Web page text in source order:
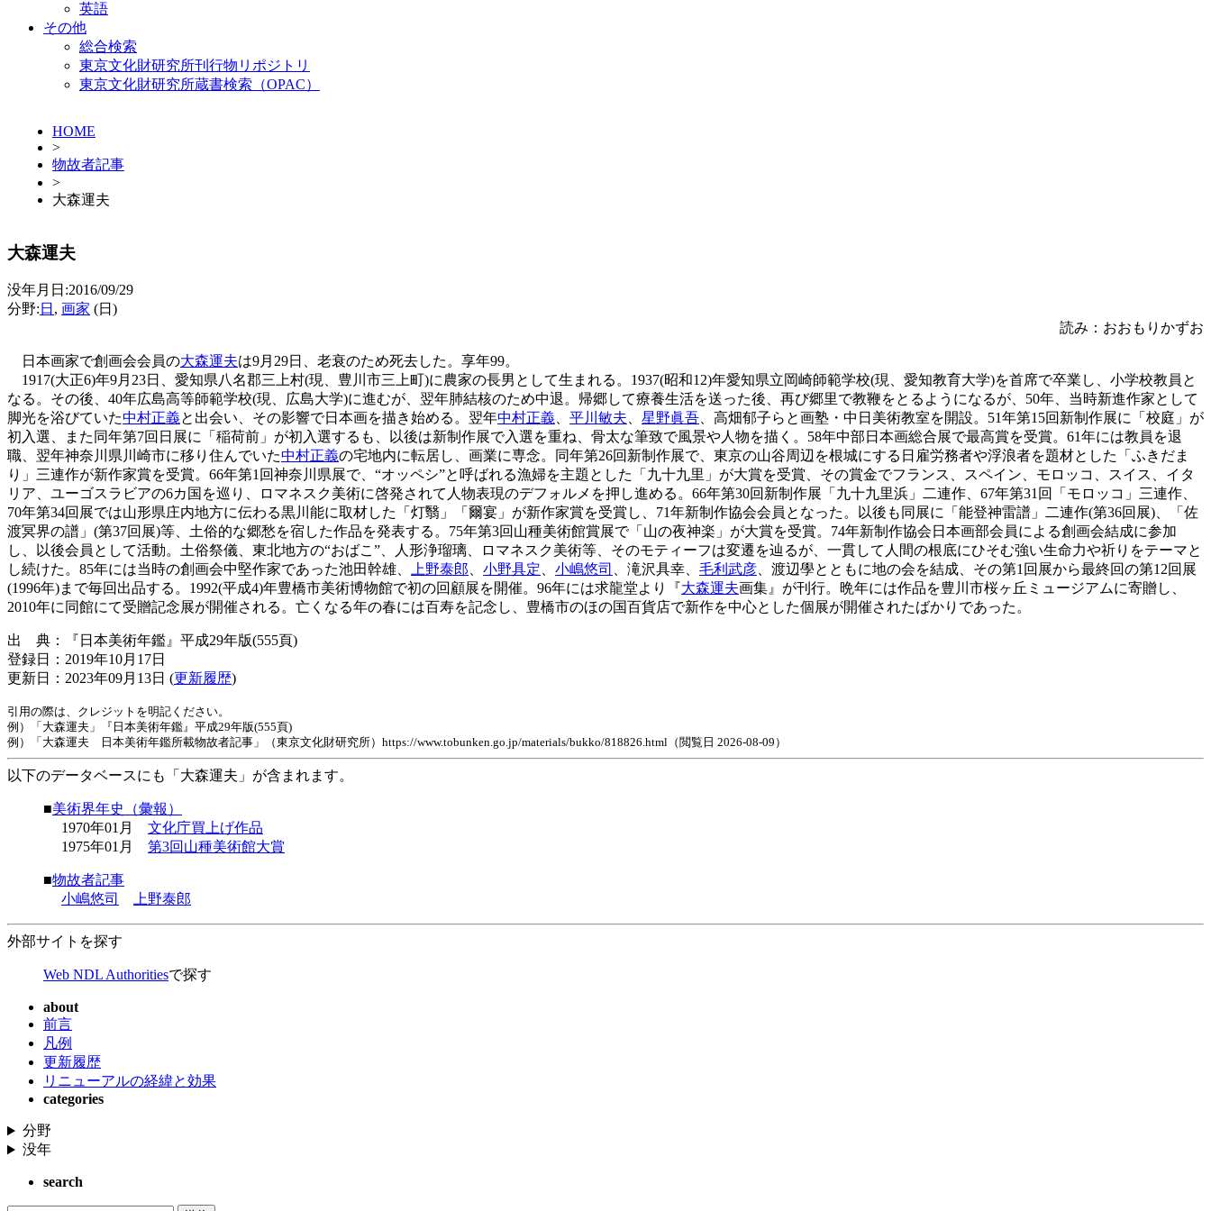
英語
その他
総合検索
東京文化財研究所刊行物リポジトリ
東京文化財研究所蔵書検索（OPAC）
HOME
>
物故者記事
>
大森運夫
大森運夫
没年月日:2016/09/29
分野: 日 , 画家 (日)
読み：おおもりかずお
日本画家で創画会会員の大森運夫は9月29日、老衰のため死去した。享年99。
1917(大正6)年9月23日、愛知県八名郡三上村(現、豊川市三上町)に農家の長男として生まれる。1937(昭和12)年愛知県立岡崎師範学校(現、愛知教育大学)を首席で卒業し、小学校教員と
なる。その後、40年広島高等師範学校(現、広島大学)に進むが、翌年肺結核のため中退。帰郷して療養生活を送った後、再び郷里で教鞭をとるようになるが、50年、当時新進作家として
脚光を浴びていた中村正義と出会い、その影響で日本画を描き始める。翌年中村正義 平川敏夫 星野眞吾 、高畑郁子らと画塾・中日美術教室を開設。51年第15回新制作展に「校庭」が
初入選、また同年第7回日展に「稲荷前」が初入選するも、以後は新制作展で入選を重ね、骨太な筆致で風景や人物を描く。58年中部日本画総合展で最高賞を受賞。61年には教員を退
職、翌年神奈川県川崎市に移り住んでいた中村正義の宅地内に転居し、画業に専念。同年第26回新制作展で、東京の山谷周辺を根城にする日雇労務者や浮浪者を題材とした「ふきだま
り」三連作が新作家賞を受賞。66年第1回神奈川県展で、“オッペシ”と呼ばれる漁婦を主題とした「九十九里」が大賞を受賞、その賞金でフランス、スペイン、モロッコ、スイス、イタ
リア、ユーゴスラビアの6カ国を巡り、ロマネスク美術に啓発されて人物表現のデフォルメを押し進める。66年第30回新制作展「九十九里浜」二連作、67年第31回「モロッコ」三連作、
70年第34回展では山形県庄内地方に伝わる黒川能に取材した「灯翳」「爾宴」が新作家賞を受賞し、71年新制作協会会員となった。以後も同展に「能登神雷譜」二連作(第36回展)、「佐
渡冥界の譜」(第37回展)等、土俗的な郷愁を宿した作品を発表する。75年第3回山種美術館賞展で「山の夜神楽」が大賞を受賞。74年新制作協会日本画部会員による創画会結成に参加
し、以後会員として活動。土俗祭儀、東北地方の“おばこ”、人形浄瑠璃、ロマネスク美術等、そのモティーフは変遷を辿るが、一貫して人間の根底にひそむ強い生命力や祈りをテーマと
し続けた。85年には当時の創画会中堅作家であった池田幹雄、
上野泰郎 小野具定 小嶋悠司 、滝沢具幸、 毛利武彦 、渡辺學とともに地の会を結成、その第1回展から最終回の第12回展
(1996年)まで毎回出品する。1992(平成4)年豊橋市美術博物館で初の回顧展を開催。96年には求龍堂より『大森運夫画集』が刊行。晩年には作品を豊川市桜ヶ丘ミュージアムに寄贈し、
2010年に同館にて受贈記念展が開催される。亡くなる年の春には百寿を記念し、豊橋市のほの国百貨店で新作を中心とした個展が開催されたばかりであった。
出 典：『日本美術年鑑』平成29年版(555頁)
登録日：2019年10月17日
更新日：2023年09月13日 (更新履歴)
引用の際は、クレジットを明記ください。
例）「大森運夫」『日本美術年鑑』平成29年版(555頁)
例）「大森運夫 日本美術年鑑所載物故者記事」（東京文化財研究所）https://www.tobunken.go.jp/materials/bukko/818826.html（閲覧日 2026-08-09）
以下のデータベースにも「大森運夫」が含まれます。
■美術界年史（彙報）
1970年01月 文化庁買上げ作品
1975年01月 第3回山種美術館大賞
■物故者記事
小嶋悠司
上野泰郎
外部サイトを探す
Web NDL Authoritiesで探す
about
前言
凡例
更新履歴
リニューアルの経緯と効果
categories
分野
没年
search